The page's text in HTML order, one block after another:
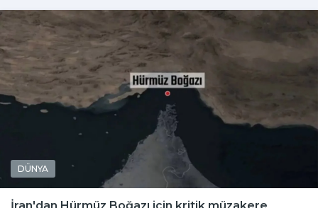
DÜNYA
İran'dan Hürmüz Boğazı için kritik müzakere